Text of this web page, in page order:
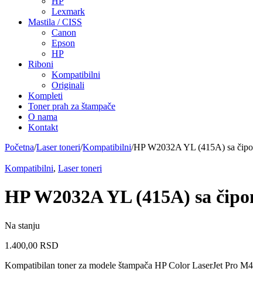
Lexmark
Mastila / CISS
Canon
Epson
HP
Riboni
Kompatibilni
Originali
Kompleti
Toner prah za štampače
O nama
Kontakt
Početna/Laser toneri/Kompatibilni/HP W2032A YL (415A) sa
Kompatibilni, Laser toneri
HP W2032A YL (415A) sa
Na stanju
1.400,00 RSD
Kompatibilan toner za modele štampača HP Color LaserJet